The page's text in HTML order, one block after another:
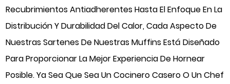
Recubrimientos Antiadherentes Hasta El Enfoque En La
Distribución Y Durabilidad Del Calor, Cada Aspecto De
Nuestras Sartenes De Nuestras Muffins Está Diseñado
Para Proporcionar La Mejor Experiencia De Hornear
Posible. Ya Sea Que Sea Un Cocinero Casero O Un Chef